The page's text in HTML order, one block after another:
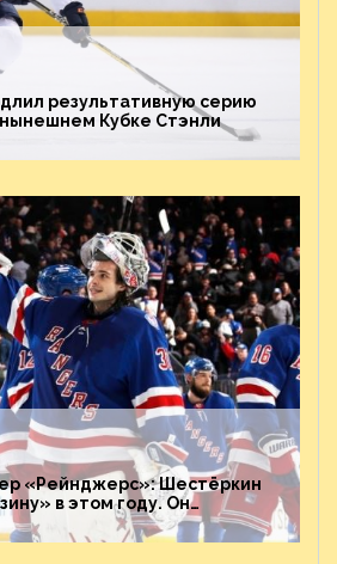
результативную серию
Кубке Стэнли
«Рейнджерс»: Шестёркин
в этом году. Он